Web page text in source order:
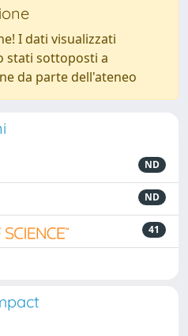
I dati visualizzati
stati sottoposti a
da parte dell'ateneo
ND
ND
41